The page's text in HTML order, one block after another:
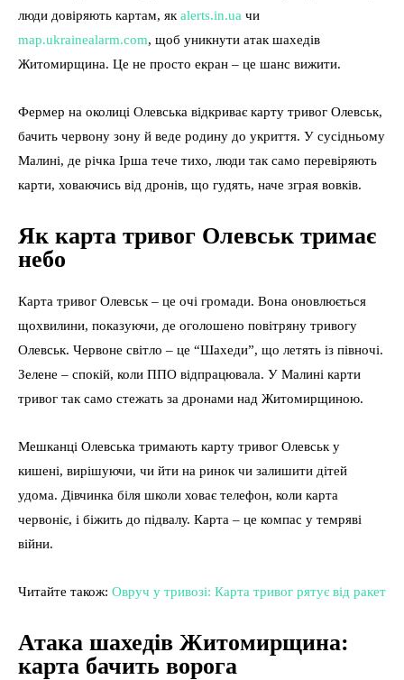
люди довіряють картам, як alerts.in.ua чи
map.ukrainealarm.com, щоб уникнути атак шахедів
Житомирщина. Це не просто екран – це шанс вижити.
Фермер на околиці Олевська відкриває карту тривог Олевськ,
бачить червону зону й веде родину до укриття. У сусідньому
Малині, де річка Ірша тече тихо, люди так само перевіряють
карти, ховаючись від дронів, що гудять, наче зграя вовків.
Як карта тривог Олевськ тримає
небо
Карта тривог Олевськ – це очі громади. Вона оновлюється
щохвилини, показуючи, де оголошено повітряну тривогу
Олевськ. Червоне світло – це “Шахеди”, що летять із півночі.
Зелене – спокій, коли ППО відпрацювала. У Малині карти
тривог так само стежать за дронами над Житомирщиною.
Мешканці Олевська тримають карту тривог Олевськ у
кишені, вирішуючи, чи йти на ринок чи залишити дітей
удома. Дівчинка біля школи ховає телефон, коли карта
червоніє, і біжить до підвалу. Карта – це компас у темряві
війни.
Читайте також: Овруч у тривозі: Карта тривог рятує від ракет
Атака шахедів Житомирщина:
карта бачить ворога